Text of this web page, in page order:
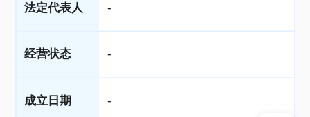
法定代表人 -
经营状态 -
成立日期 -